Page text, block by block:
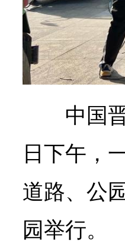
中国
日下午，
道路、公
园举行。